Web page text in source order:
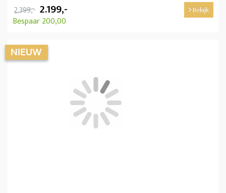
2.399,- 2.199,-
Bespaar 200,00
Bekijk